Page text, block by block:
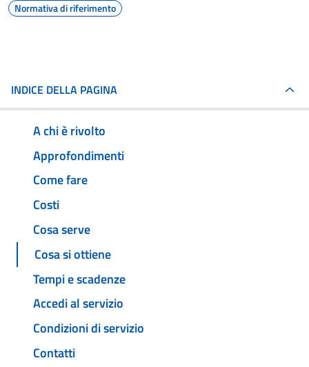
Normativa di riferimento
INDICE DELLA PAGINA
A chi è rivolto
Approfondimenti
Come fare
Costi
Cosa serve
Cosa si ottiene
Tempi e scadenze
Accedi al servizio
Condizioni di servizio
Contatti